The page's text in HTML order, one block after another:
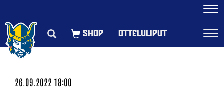
OTTELULIPUT
26.09.2022 18:00